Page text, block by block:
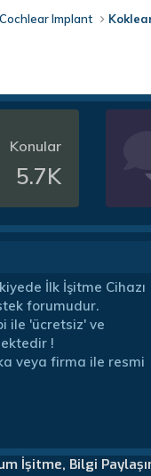
Implant
Konular
5.7K
İlk İşitme Cihazı
forumudur.
ile 'ücretsiz' ve
!
veya firma ile resmi
İşitme, Bilgi